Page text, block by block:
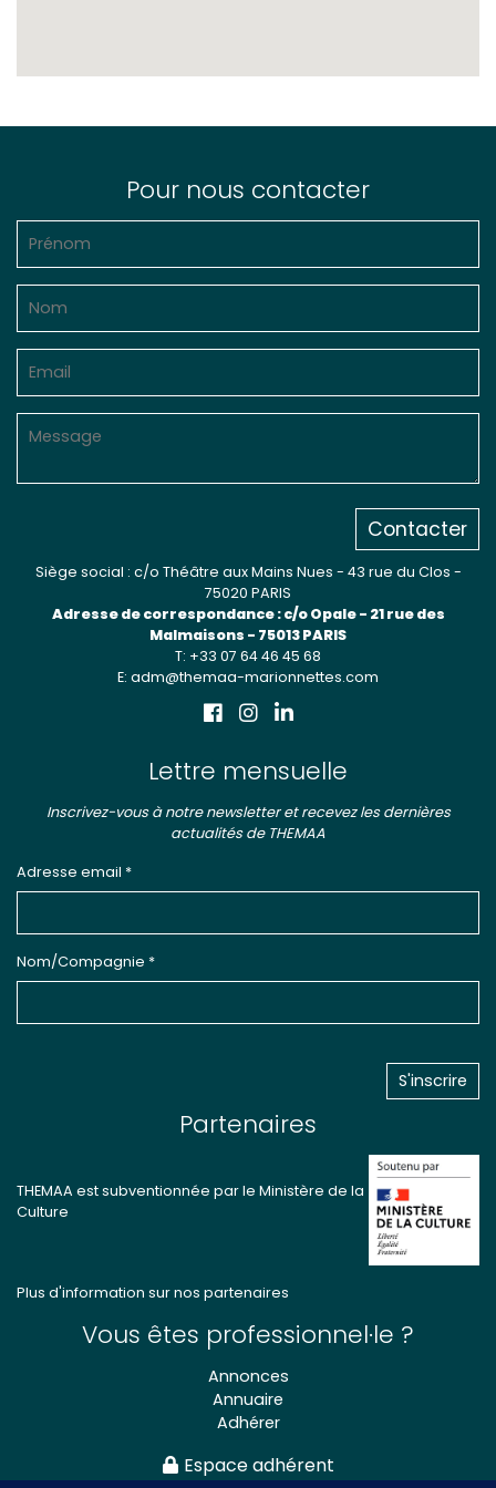
Pour nous contacter
Contacter
Siège social : c/o Théâtre aux Mains Nues - 43 rue du Clos -
75020 PARIS
Adresse de correspondance : c/o Opale - 21 rue des
Malmaisons - 75013 PARIS
T: +33 07 64 46 45 68
E: adm@themaa-marionnettes.com
Lettre mensuelle
Inscrivez-vous à notre newsletter et recevez les dernières
actualités de THEMAA
Adresse email *
Nom/Compagnie *
Partenaires
THEMAA est subventionnée par le Ministère de la
Culture
Plus d'information sur nos partenaires
Vous êtes professionnel·le ?
Annonces
Annuaire
Adhérer
Espace adhérent